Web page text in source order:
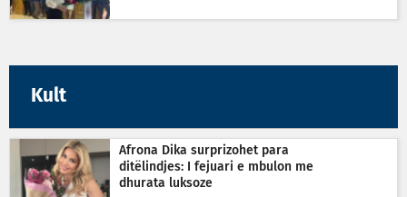
Kult
Afrona Dika surprizohet para
ditëlindjes: I fejuari e mbulon me
dhurata luksoze